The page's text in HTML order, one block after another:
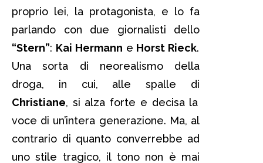
proprio lei, la protagonista, e lo fa
parlando con due giornalisti dello
“Stern”: Kai Hermann e Horst Rieck.
Una sorta di neorealismo della
droga, in cui, alle spalle di
Christiane, si alza forte e decisa la
voce di un’intera generazione. Ma, al
contrario di quanto converrebbe ad
uno stile tragico, il tono non è mai